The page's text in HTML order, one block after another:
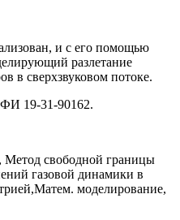
и с его помощью
разлетание
в сверхзвуковом потоке.
19-31-90162.
свободной границы
газовой динамики в
моделирование,